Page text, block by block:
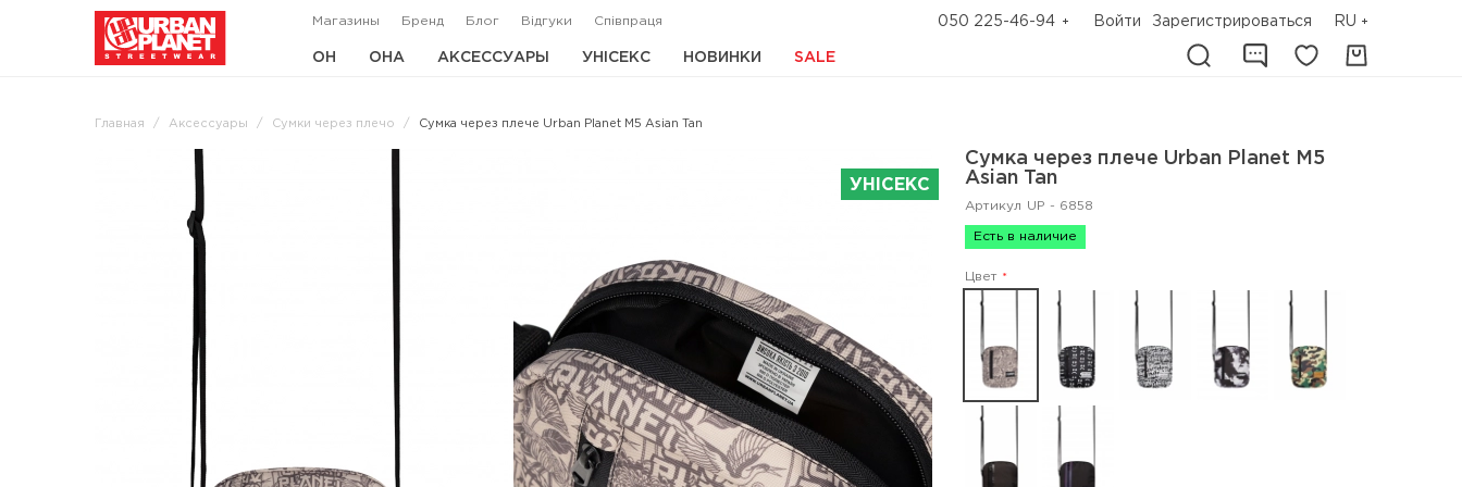
Магазины Бренд Блог Відгуки Співпраця 050 225-46-94 Войти Зарегистрироваться RU
ОН ОНА АКСЕССУАРЫ УНІСЕКС НОВИНКИ SALE
Главная Аксессуары Сумки через плечо Сумка через плече Urban Planet M5 Asian Tan
УНІСЕКС
Сумка через плече Urban Planet M5
Asian Tan
Артикул UP - 6858
Есть в наличие
Цвет